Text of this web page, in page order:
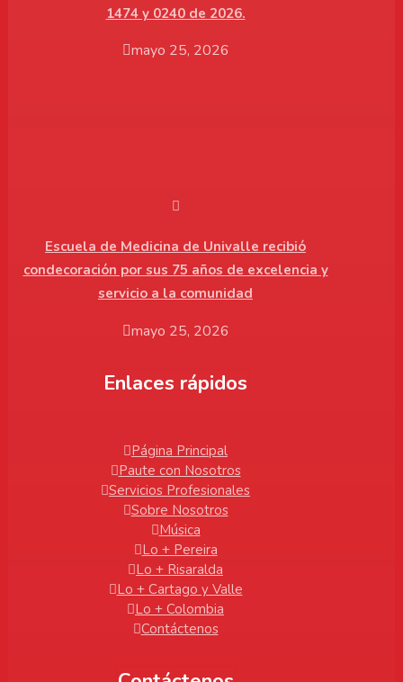
1474 y 0240 de 2026.
mayo 25, 2026
Escuela de Medicina de Univalle recibió
condecoración por sus 75 años de excelencia y
servicio a la comunidad
mayo 25, 2026
Enlaces rápidos
Página Principal
Paute con Nosotros
Servicios Profesionales
Sobre Nosotros
Música
Lo + Pereira
Lo + Risaralda
Lo + Cartago y Valle
Lo + Colombia
Contáctenos